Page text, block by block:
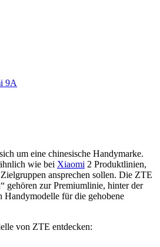
9A
um eine chinesische Handymarke.
wie bei Xiaomi 2 Produktlinien,
ansprechen sollen. Die ZTE
gehören zur Premiumlinie, hinter der
Handymodelle für die gehobene
von ZTE entdecken: